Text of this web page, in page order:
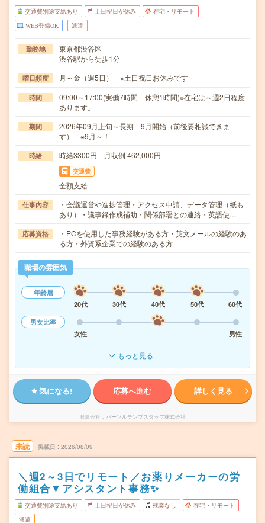
交通費別途支給あり 土日祝日が休み 在宅・リモート
WEB登録OK 派遣
勤務地
東京都渋谷区
渋谷駅から徒歩1分
曜日頻度 月～金（週5日） ※土日祝日お休みです
時間
09:00～17:00(実働7時間 休憩1時間)※在宅は～週2日程度
あります。
期間
2026年09月上旬～長期 9月開始（前後要相談できま
す） ※9月～！
時給 時給3300円 月収例 462,000円
交通費
全額支給
仕事内容
・会議運営や進捗管理・アクセス申請、データ管理（紙も
あり）・議事録作成補助・関係部署との連絡・英語使…
応募資格
・PCを使用した事務経験がある方・英文メールの経験のあ
る方・外資系企業での経験のある方
職場の雰囲気
年齢層
20代
30代 40代 50代
60代
男女比率
女性
男性
もっと見る
気になる! 応募へ進む 詳しく見る
派遣会社 パーソルテンプスタッフ株式会社
未読 掲載日 2026/08/09
＼週2～3日でリモート／お薬りメーカーの労
働組合▼アシスタント事務✨
交通費別途支給あり 土日祝日が休み 残業なし 在宅・リモート
派遣